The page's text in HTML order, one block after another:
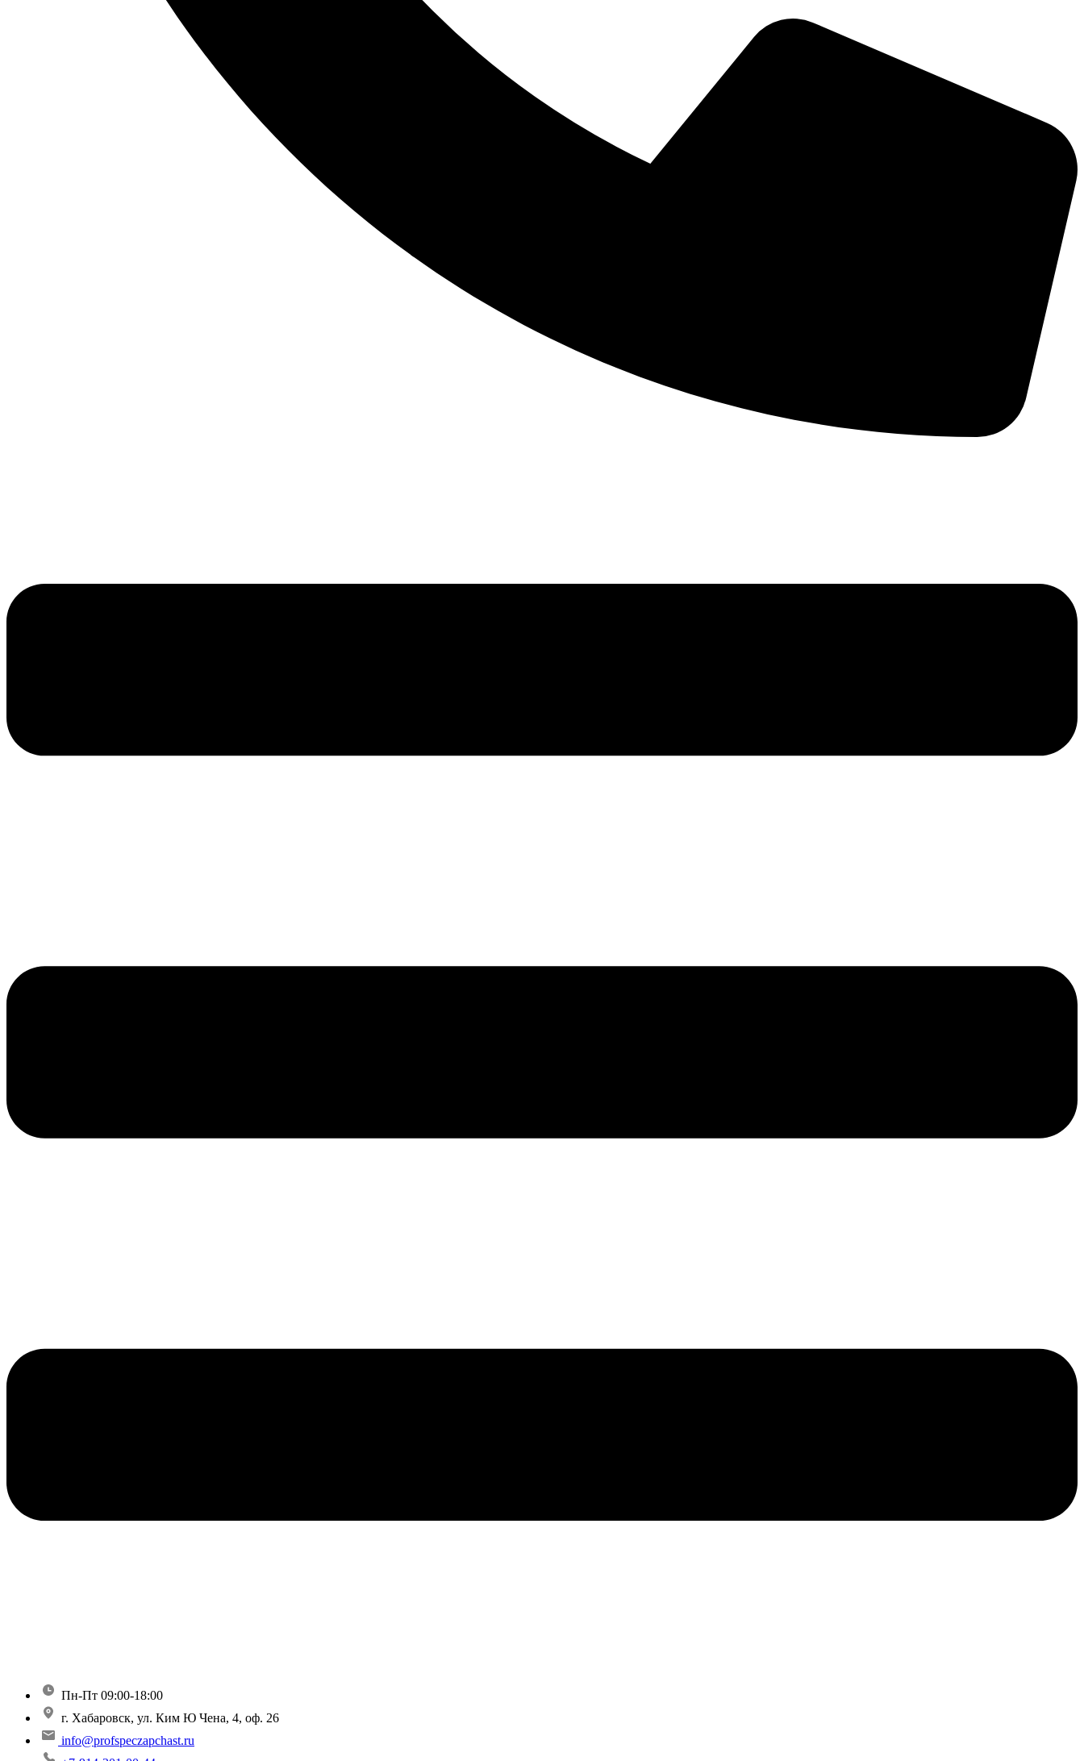
Пн-Пт 09:00-18:00
г. Хабаровск, ул. Ким Ю Чена, 4, оф. 26
info@profspeczapchast.ru